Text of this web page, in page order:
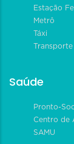
Estação
Metrô
Táxi
Saúde
Pronto-
Centro de
SAMU